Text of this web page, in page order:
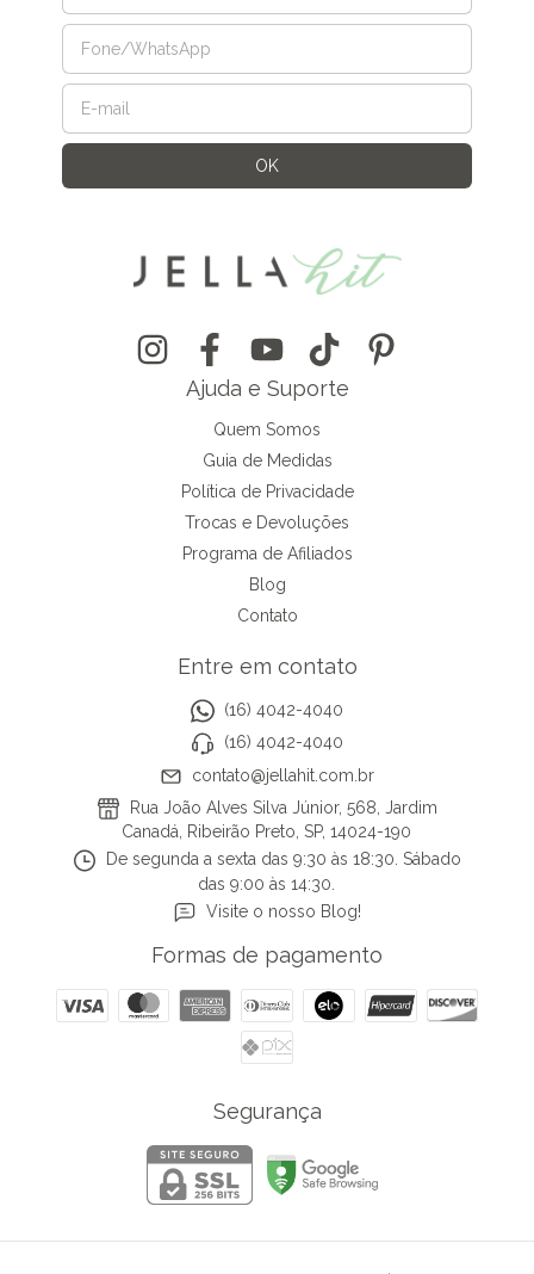
Ajuda e Suporte
Quem Somos
Guia de Medidas
Política de Privacidade
Trocas e Devoluções
Programa de Afiliados
Blog
Contato
Entre em contato
(16) 4042-4040
(16) 4042-4040
contato@jellahit.com.br
Rua João Alves Silva Júnior, 568, Jardim
Canadá, Ribeirão Preto, SP, 14024-190
De segunda a sexta das 9:30 às 18:30. Sábado
das 9:00 às 14:30.
Visite o nosso Blog!
Formas de pagamento
Segurança